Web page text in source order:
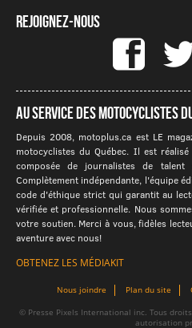
Rejoignez-nous
Au service des motocyclistes
Depuis 2008, motoplus.ca est LE
motocyclistes du Québec. Il est
composée de journalistes de talent
Complètement indépendante, l'équipe
code d'éthique strict qui garantit au
vérifiée et professionnelle. Nous
votre soutien. Merci à vous, fidèles
aventure avec nous!
OBTENEZ LES MÉDIAKIT
Nous joindre Plan du site
© Presse Pixels International inc. Tous
autorisation